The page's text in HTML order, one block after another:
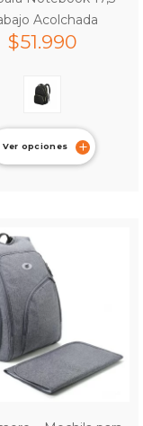
Acolchada
$51.990
Ver opciones